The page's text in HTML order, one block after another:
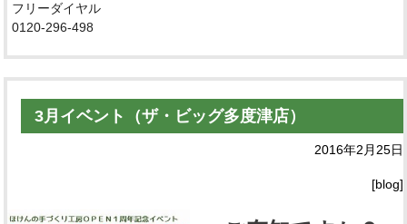
フリーダイヤル
0120-296-498
3月イベント（ザ・ビッグ多度津店）
2016年2月25日
[blog]